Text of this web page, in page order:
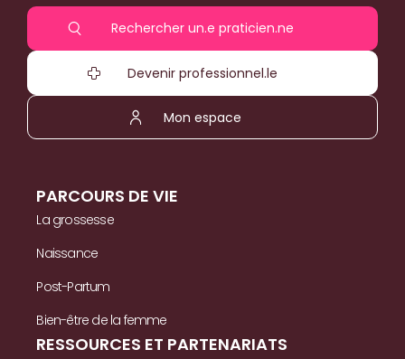
Rechercher un.e praticien.ne
Devenir professionnel.le
Mon espace
PARCOURS DE VIE
La grossesse
Naissance
Post-Partum
Bien-être de la femme
RESSOURCES ET PARTENARIATS